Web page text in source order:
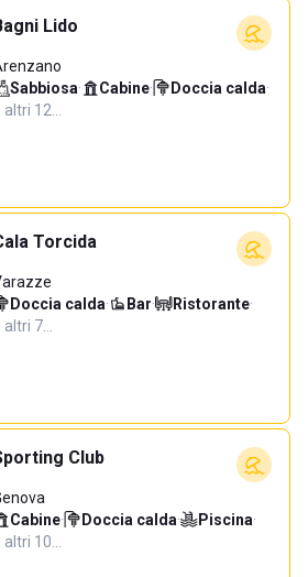
Lido
Sabbiosa· Cabine· Doccia calda·
altri 12…
Torcida
Doccia calda· Bar· Ristorante·
altri 7…
Club
Cabine· Doccia calda· Piscina·
altri 10…